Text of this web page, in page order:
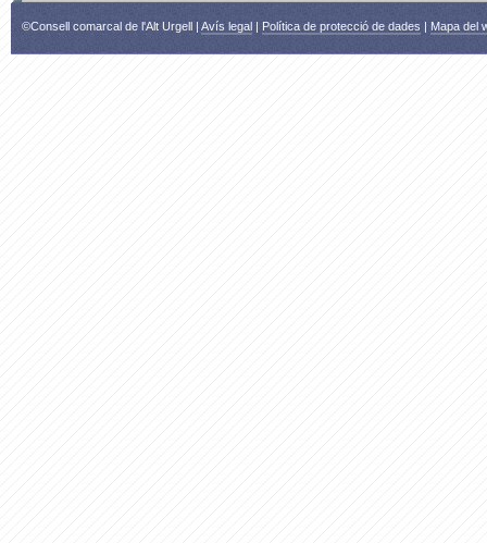
©Consell comarcal de l'Alt Urgell | Avís legal | Política de protecció de dades | Mapa del